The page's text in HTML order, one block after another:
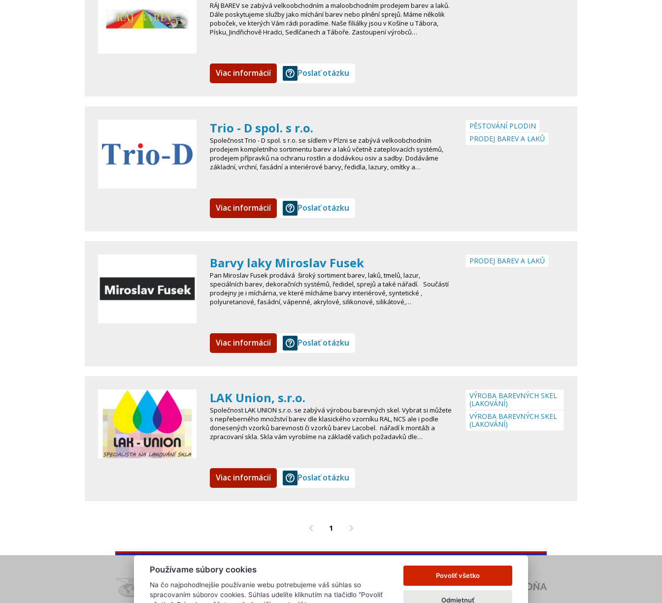
RÁJ BAREV se zabývá velkoobchodním a maloobchodním prodejem barev a laků.
Dále poskytujeme služby jako míchání barev nebo plnění sprejů. Máme několik
poboček, ve kterých Vám rádi poradíme. Naše filiálky jsou v Košíne u Tábora,
Písku, Jindřichově Hradci, Sedlčanech a Táboře. Zastoupení výrobců…
Viac informácií Poslať otázku
Trio - D spol. s r.o.
Společnost Trio - D spol. s r.o. se sídlem v Plzni se zabývá velkoobchodním
prodejem kompletního sortimentu barev a laků včetně zateplovacích systémů,
prodejem přípravků na ochranu rostlin a dodávkou osiv a sadby. Dodáváme
základní, vrchní, fasádní a interiérové barvy, ředidla, lazury, omítky a…
PĚSTOVÁNÍ PLODIN
PRODEJ BAREV A LAKŮ
Viac informácií Poslať otázku
Barvy laky Miroslav Fusek
Pan Miroslav Fusek prodává široký sortiment barev, laků, tmelů, lazur,
speciálních barev, dekoračních systémů, ředidel, sprejů a také nářadí. Součástí
prodejny je i míchárna, ve které mícháme barvy interiérové, syntetické ,
polyuretanové, fasádní, vápenné, akrylové, silikonové, silikátové,…
PRODEJ BAREV A LAKŮ
Viac informácií Poslať otázku
LAK Union, s.r.o.
Společnost LAK UNION s.r.o. se zabývá výrobou barevných skel. Vybrat si můžete
s nepřeberného množství barev dle klasického vzorníku RAL, NCS ale i podle
donesených vzorků barevnosti či vzorků barev Lacobel. nářadí k montáži a
zpracovaní skla. Skla vám vyrobíme na základě vašich požadavků dle…
VÝROBA BAREVNÝCH SKEL
(LAKOVÁNÍ)
VÝROBA BAREVNÝCH SKEL
(LAKOVÁNÍ)
Viac informácií Poslať otázku
1
Používame súbory cookies
Na čo najpohodlnejšie používanie webu potrebujeme váš súhlas so
spracovaním súborov cookies. Súhlas udelíte kliknutím na tlačidlo "Povoliť
Povoliť všetko
Odmietnuť